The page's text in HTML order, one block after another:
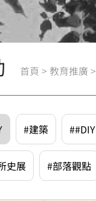
首頁 > 教育推廣 >
#建築 ##DIY
史展 #部落觀點